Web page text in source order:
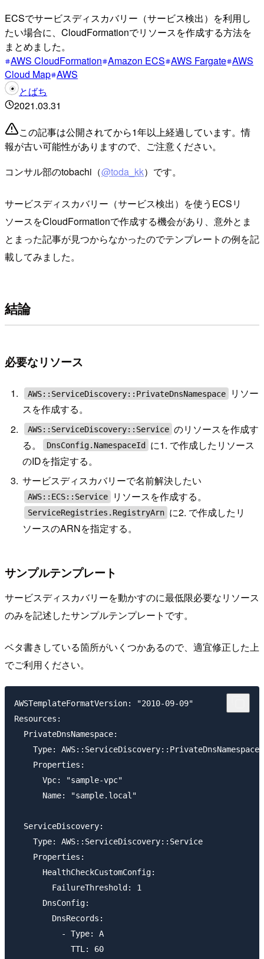
ECSでサービスディスカバリー（サービス検出）を利用し
たい場合に、CloudFormationでリソースを作成する方法を
まとめました。
AWS CloudFormation Amazon ECS AWS Fargate AWS
Cloud Map AWS
とばち
2021.03.31
この記事は公開されてから1年以上経過しています。情
報が古い可能性がありますので、ご注意ください。
コンサル部のtobachi（@toda_kk）です。
サービスディスカバリー（サービス検出）を使うECSリ
ソースをCloudFormationで作成する機会があり、意外とま
とまった記事が見つからなかったのでテンプレートの例を記
載してみました。
結論
必要なリソース
AWS::ServiceDiscovery::PrivateDnsNamespace
リソー
スを作成する。
AWS::ServiceDiscovery::Service のリソースを作成す
る。
DnsConfig.NamespaceId
に1. で作成したリソース
のIDを指定する。
サービスディスカバリーで名前解決したい
AWS::ECS::Service リソースを作成する。
ServiceRegistries.RegistryArn に2. で作成したリ
ソースのARNを指定する。
サンプルテンプレート
サービスディスカバリーを動かすのに最低限必要なリソース
のみを記述したサンプルテンプレートです。
ベタ書きしている箇所がいくつかあるので、適宜修正した上
でご利用ください。
AWSTemplateFormatVersion: "2010-09-09"
Resources:
  PrivateDnsNamespace:
    Type: AWS::ServiceDiscovery::PrivateDnsNamespace
    Properties:
      Vpc: "sample-vpc"
      Name: "sample.local"
  ServiceDiscovery:
    Type: AWS::ServiceDiscovery::Service
    Properties:
      HealthCheckCustomConfig:
        FailureThreshold: 1
      DnsConfig:
        DnsRecords:
          - Type: A
            TTL: 60